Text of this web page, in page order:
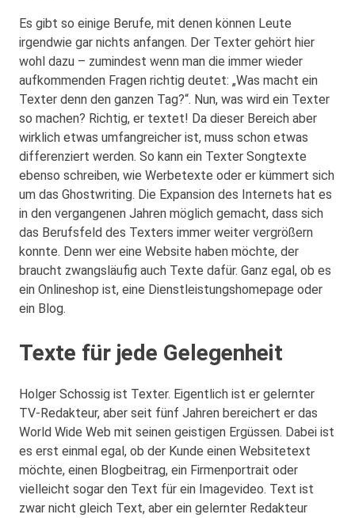
Es gibt so einige Berufe, mit denen können Leute
irgendwie gar nichts anfangen. Der Texter gehört hier
wohl dazu – zumindest wenn man die immer wieder
aufkommenden Fragen richtig deutet: „Was macht ein
Texter denn den ganzen Tag?“. Nun, was wird ein Texter
so machen? Richtig, er textet! Da dieser Bereich aber
wirklich etwas umfangreicher ist, muss schon etwas
differenziert werden. So kann ein Texter Songtexte
ebenso schreiben, wie Werbetexte oder er kümmert sich
um das Ghostwriting. Die Expansion des Internets hat es
in den vergangenen Jahren möglich gemacht, dass sich
das Berufsfeld des Texters immer weiter vergrößern
konnte. Denn wer eine Website haben möchte, der
braucht zwangsläufig auch Texte dafür. Ganz egal, ob es
ein Onlineshop ist, eine Dienstleistungshomepage oder
ein Blog.
Texte für jede Gelegenheit
Holger Schossig ist Texter. Eigentlich ist er gelernter
TV-Redakteur, aber seit fünf Jahren bereichert er das
World Wide Web mit seinen geistigen Ergüssen. Dabei ist
es erst einmal egal, ob der Kunde einen Websitetext
möchte, einen Blogbeitrag, ein Firmenportrait oder
vielleicht sogar den Text für ein Imagevideo. Text ist
zwar nicht gleich Text, aber ein gelernter Redakteur